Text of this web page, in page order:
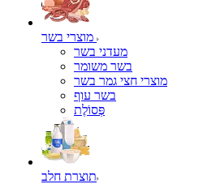
מעדני בשר
בשר משומר
מוצרי חצי גמר בשר
בשר עוף
פְּסוֹלֶת
תוצרת חלב